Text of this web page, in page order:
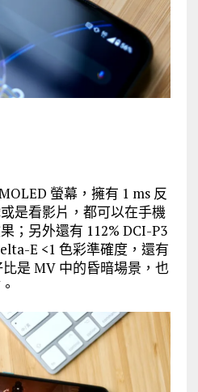
螢幕，擁有 1 ms 反
是看影片，都可以在手機
；另外還有 112% DCI-P3
E <1 色彩準確度，還有
是 MV 中的昏暗場景，也